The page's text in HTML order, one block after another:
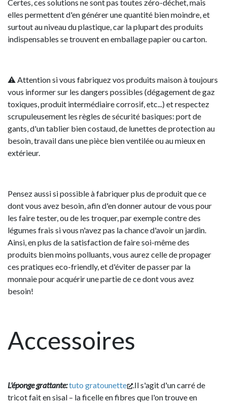
Certes, ces solutions ne sont pas toutes zéro-déchet, mais
elles permettent d'en générer une quantité bien moindre, et
surtout au niveau du plastique, car la plupart des produits
indispensables se trouvent en emballage papier ou carton.
⚠ Attention si vous fabriquez vos produits maison à toujours
vous informer sur les dangers possibles (dégagement de gaz
toxiques, produit intermédiaire corrosif, etc...) et respectez
scrupuleusement les règles de sécurité basiques: port de
gants, d'un tablier bien costaud, de lunettes de protection au
besoin, travail dans une pièce bien ventilée ou au mieux en
extérieur.
Pensez aussi si possible à fabriquer plus de produit que ce
dont vous avez besoin, afin d'en donner autour de vous pour
les faire tester, ou de les troquer, par exemple contre des
légumes frais si vous n'avez pas la chance d'avoir un jardin.
Ainsi, en plus de la satisfaction de faire soi-même des
produits bien moins polluants, vous aurez celle de propager
ces pratiques eco-friendly, et d'éviter de passer par la
monnaie pour acquérir une partie de ce dont vous avez
besoin!
Accessoires
L'éponge grattante:tuto gratounette
.Il s'agit d'un carré de
tricot fait en sisal – la ficelle en fibres que l'on trouve en